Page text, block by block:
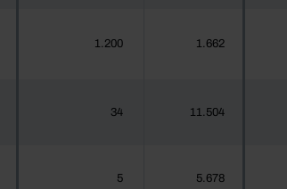
1.200 1.662
34 11.504
5 5.678